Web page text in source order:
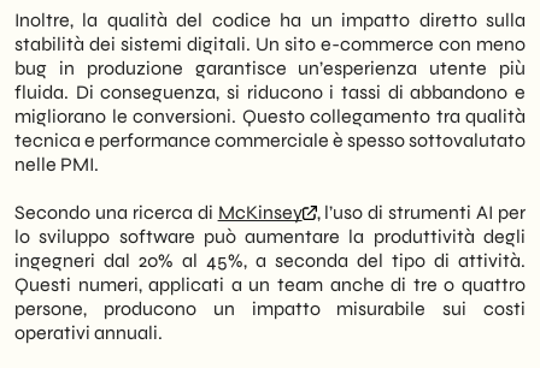
Inoltre, la qualità del codice ha un impatto diretto sulla
stabilità dei sistemi digitali. Un sito e-commerce con meno
bug in produzione garantisce un’esperienza utente più
fluida. Di conseguenza, si riducono i tassi di abbandono e
migliorano le conversioni. Questo collegamento tra qualità
tecnica e performance commerciale è spesso sottovalutato
nelle PMI.
Secondo una ricerca di McKinsey
, l’uso di strumenti AI per
lo sviluppo software può aumentare la produttività degli
ingegneri dal 20% al 45%, a seconda del tipo di attività.
Questi numeri, applicati a un team anche di tre o quattro
persone, producono un impatto misurabile sui costi
operativi annuali.